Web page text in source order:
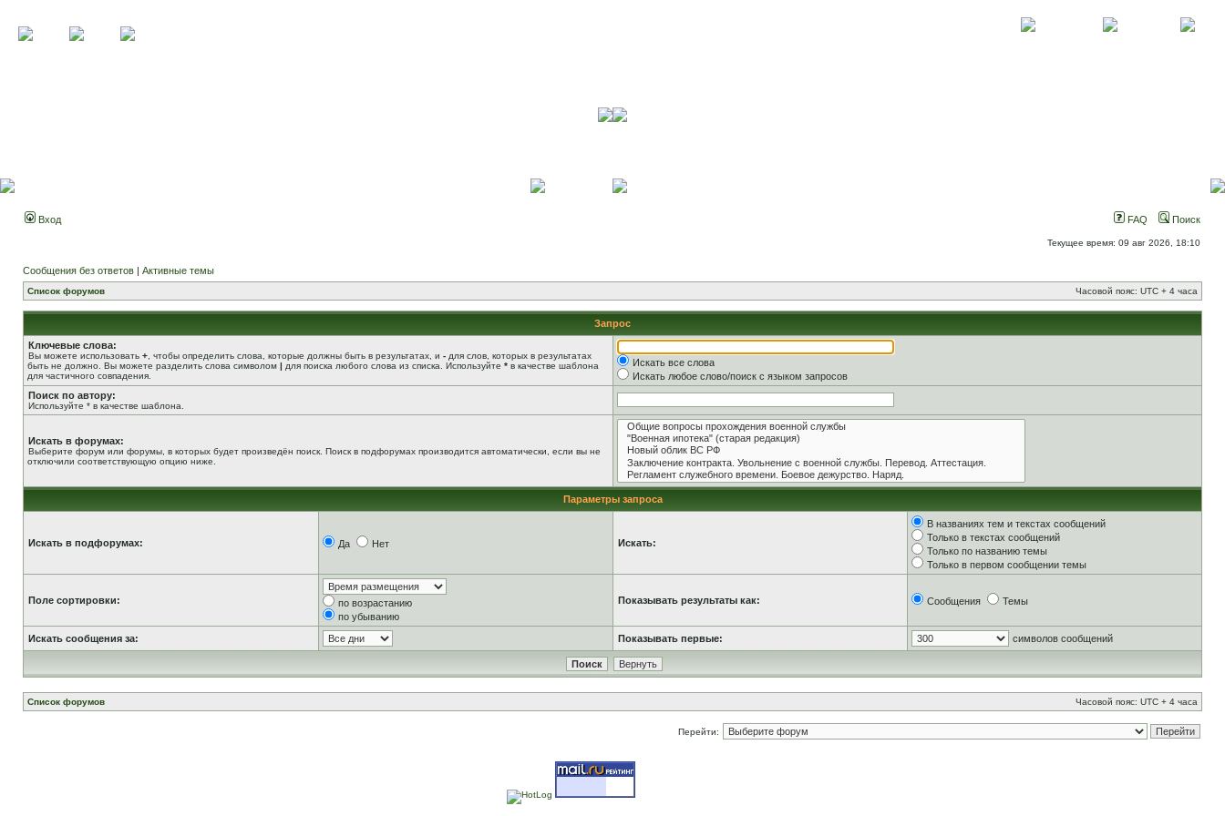
Вход FAQ Поиск
Текущее время: 09 авг 2026, 18:10
Сообщения без ответов | Активные темы
Список форумов Часовой пояс: UTC + 4 часа
Запрос
Ключевые слова:
Вы можете использовать + , чтобы определить слова, которые должны быть в результатах, и - для слов, которых в результатах
быть не должно. Вы можете разделить слова символом | для поиска любого слова из списка. Используйте * в качестве шаблона
для частичного совпадения.
Искать все слова
Искать любое слово/поиск с языком запросов
Поиск по автору:
Используйте * в качестве шаблона.
Искать в форумах:
Выберите форум или форумы, в которых будет произведён поиск. Поиск в подфорумах производится автоматически, если вы не
отключили соответствующую опцию ниже.
Параметры запроса
Искать в подфорумах: Да Нет Искать:
В названиях тем и текстах сообщений
Только в текстах сообщений
Только по названию темы
Только в первом сообщении темы
Поле сортировки:
по возрастанию
по убыванию
Показывать результаты как: Сообщения Темы
Искать сообщения за: Показывать первые: символов сообщений
Список форумов Часовой пояс: UTC + 4 часа
Перейти: